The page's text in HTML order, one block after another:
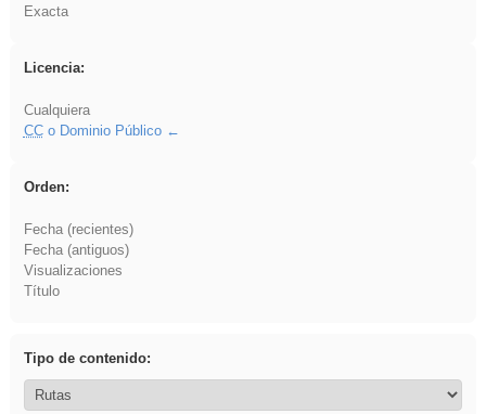
Exacta
Licencia:
Cualquiera
CCo Dominio Público
Orden:
Fecha (recientes)
Fecha (antiguos)
Visualizaciones
Título
Tipo de contenido: